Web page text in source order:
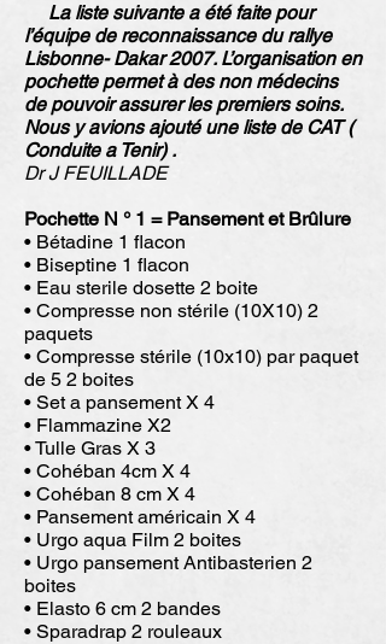
La liste suivante a été faite pour
l’équipe de reconnaissance du rallye
Lisbonne- Dakar 2007. L’organisation en
pochette permet à des non médecins
de pouvoir assurer les premiers soins.
Nous y avions ajouté une liste de CAT (
Conduite a Tenir) .
Dr J FEUILLADE
Pochette N ° 1 = Pansement et Brûlure
• Bétadine 1 flacon
• Biseptine 1 flacon
• Eau sterile dosette 2 boite
• Compresse non stérile (10X10) 2
paquets
• Compresse stérile (10x10) par paquet
de 5 2 boites
• Set a pansement X 4
• Flammazine X2
• Tulle Gras X 3
• Cohéban 4cm X 4
• Cohéban 8 cm X 4
• Pansement américain X 4
• Urgo aqua Film 2 boites
• Urgo pansement Antibasterien 2
boites
• Elasto 6 cm 2 bandes
• Sparadrap 2 rouleaux